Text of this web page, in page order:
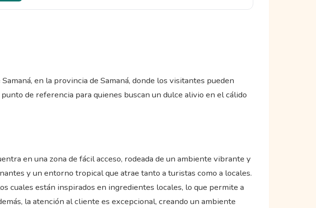
en la provincia de Samaná, donde los visitantes pueden
de referencia para quienes buscan un dulce alivio en el cálido
en una zona de fácil acceso, rodeada de un ambiente vibrante y
y un entorno tropical que atrae tanto a turistas como a locales.
cuales están inspirados en ingredientes locales, lo que permite a
la atención al cliente es excepcional, creando un ambiente